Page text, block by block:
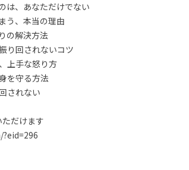
、あなただけでない
う、本当の理由
の解決方法
り回されないコツ
上手な怒り方
を守る方法
されない
だけます